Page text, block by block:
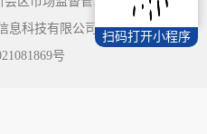
扫码打开小程序
息科技有限公司©2022
号